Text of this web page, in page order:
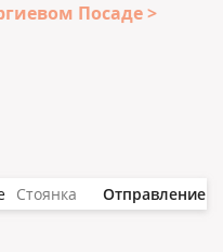
Посаде
Стоянка Отправление